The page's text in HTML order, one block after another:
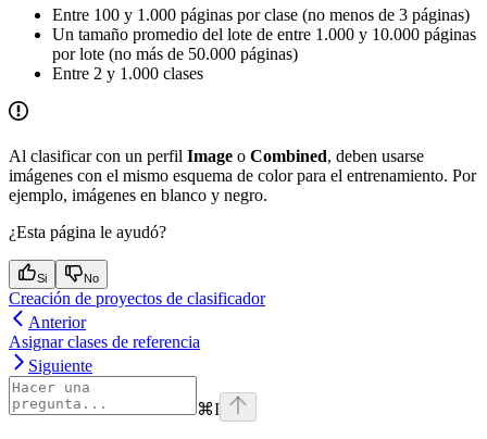
Entre 100 y 1.000 páginas por clase (no menos de 3 páginas)
Un tamaño promedio del lote de entre 1.000 y 10.000 páginas
por lote (no más de 50.000 páginas)
Entre 2 y 1.000 clases
Al clasificar con un perfil Image o Combined, deben usarse
imágenes con el mismo esquema de color para el entrenamiento. Por
ejemplo, imágenes en blanco y negro.
¿Esta página le ayudó?
Si No
Creación de proyectos de clasificador
Anterior
Asignar clases de referencia
Siguiente
⌘I